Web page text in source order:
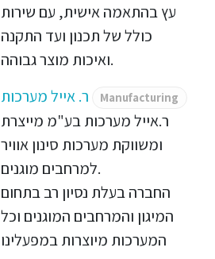
עץ בהתאמה אישית, עם שירות
כולל של תכנון ועד התקנה
ואיכות מוצר גבוהה.
ר. אייל מערכות
Manufacturing
ר.אייל מערכות בע"מ מייצרת
ומשווקת מערכות סינון אוויר
למרחבים מוגנים.
החברה בעלת נסיון רב בתחום
המיגון והמרחבים המוגנים וכל
המערכות מיוצרות במפעלינו